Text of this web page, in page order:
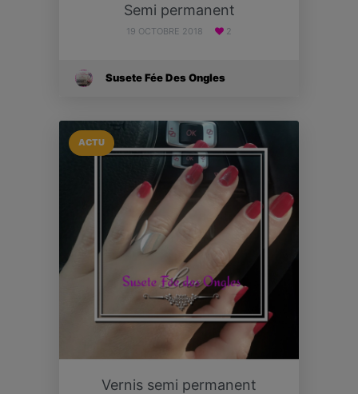
Semi permanent
19 OCTOBRE 2018 2
Susete Fée Des Ongles
ACTU
Vernis semi permanent